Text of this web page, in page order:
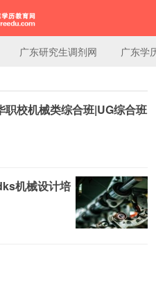
教育网
广东研究生调剂网 广东学
职校机械类综合班|UG综合班
机械设计培